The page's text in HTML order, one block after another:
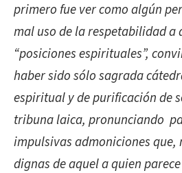
primero fue ver como algún
mal uso de la respetabilidad a
“posiciones espirituales”,
haber sido sólo sagrada
espiritual y de purificación de
tribuna laica, pronunciando
impulsivas admoniciones que,
dignas de aquel a quien